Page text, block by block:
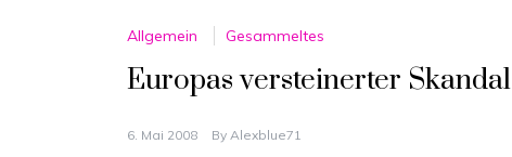
Allgemein Gesammeltes
Europas versteinerter Skandal
6. Mai 2008 By Alexblue71